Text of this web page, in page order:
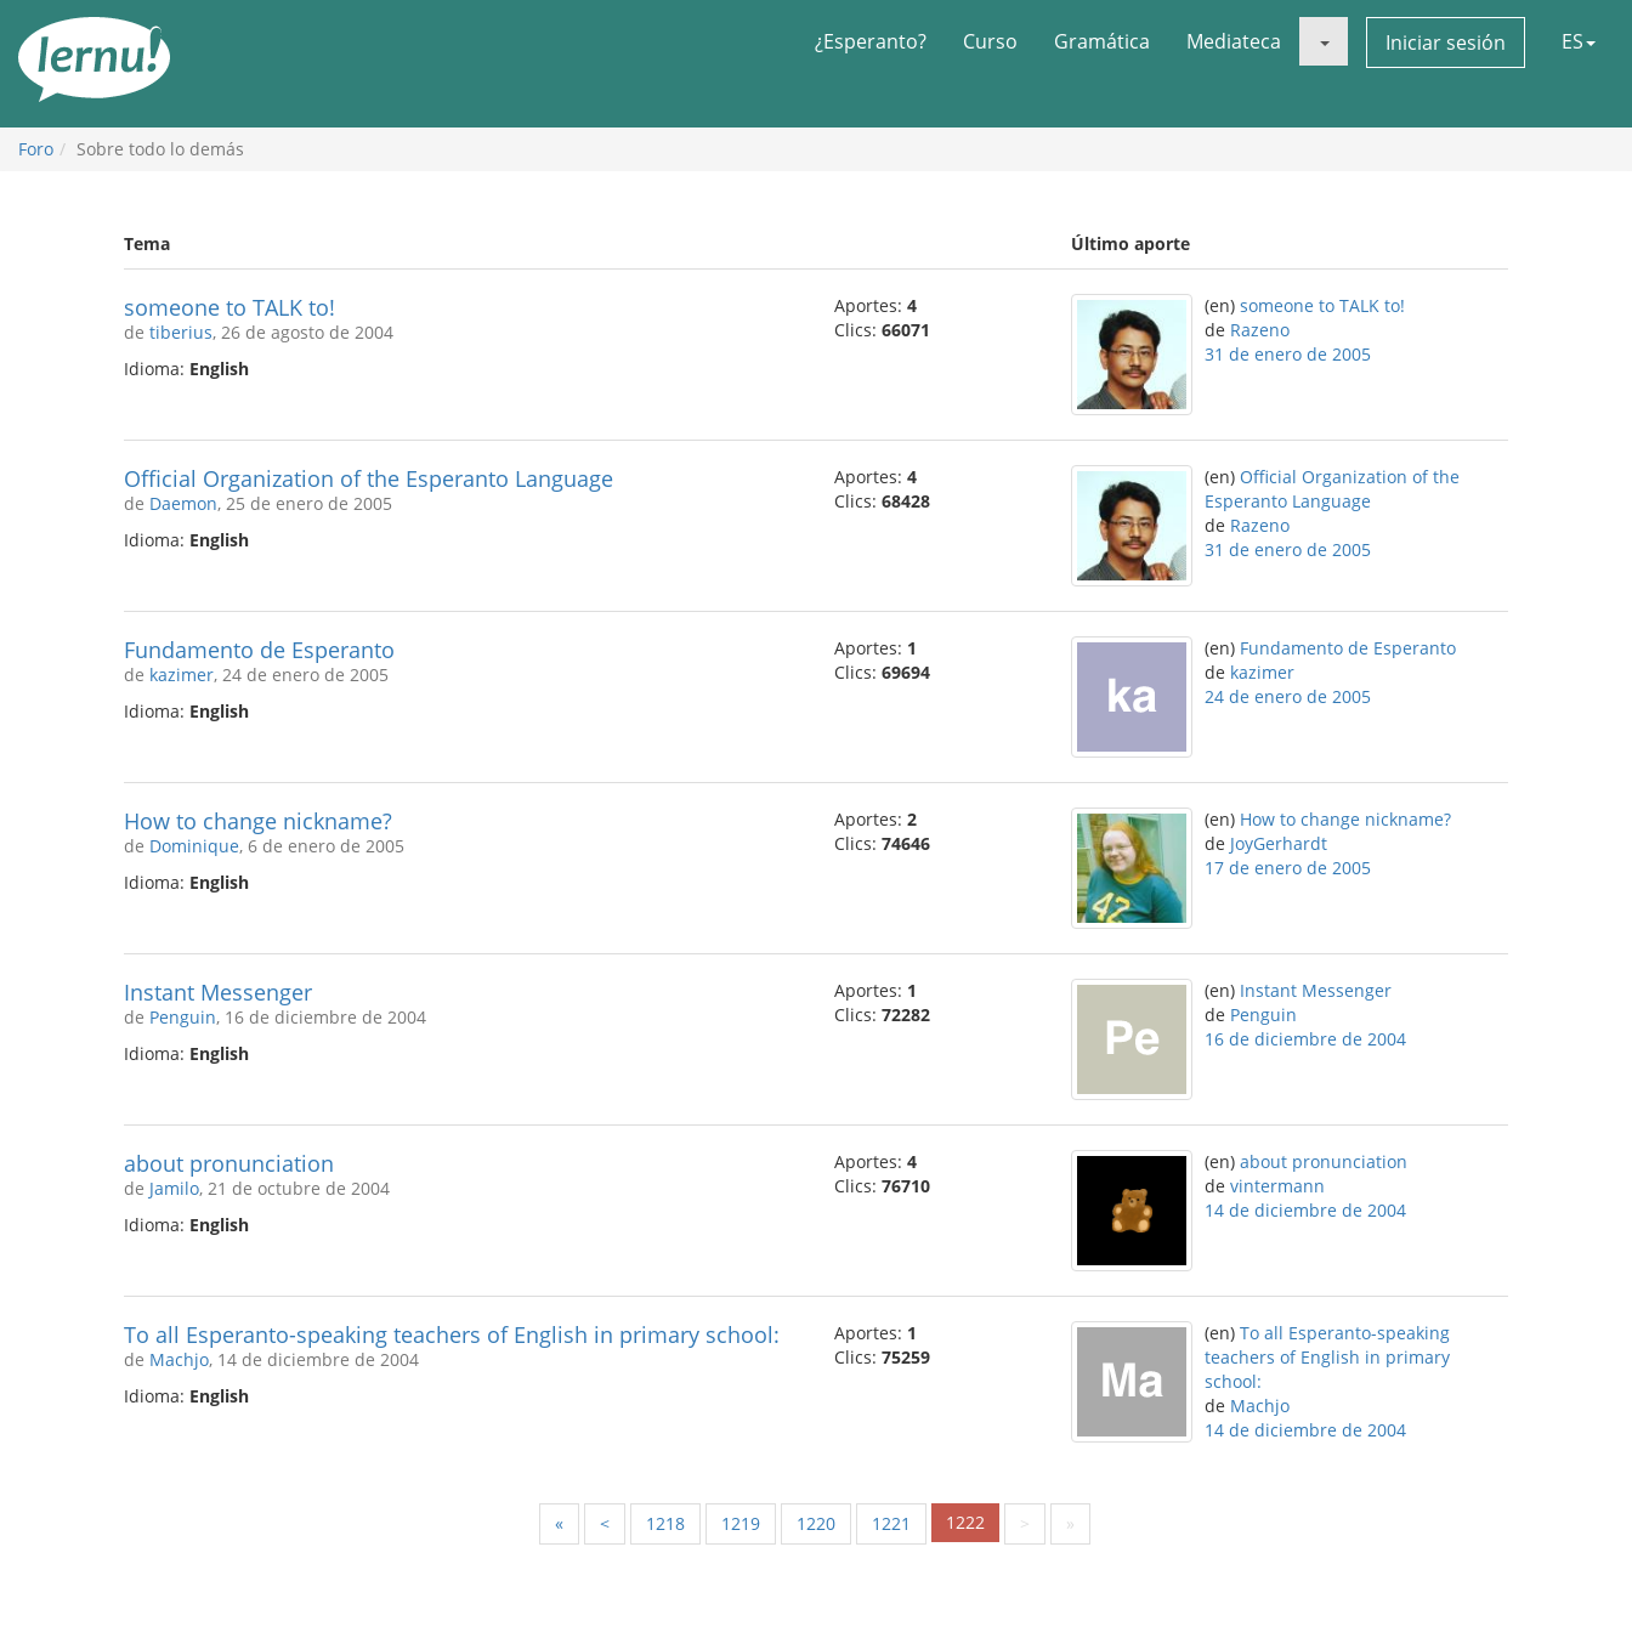
¿Esperanto? Curso Gramática Mediateca Iniciar sesión ES
Foro Sobre todo lo demás
Tema Último aporte
someone to TALK to!
de tiberius, 26 de agosto de 2004
Idioma: English
Aportes: 4
Clics: 66071
(en) someone to TALK to!
de Razeno
31 de enero de 2005
Official Organization of the Esperanto Language
de Daemon, 25 de enero de 2005
Idioma: English
Aportes: 4
Clics: 68428
(en) Official Organization of the
Esperanto Language
de Razeno
31 de enero de 2005
Fundamento de Esperanto
de kazimer, 24 de enero de 2005
Idioma: English
Aportes: 1
Clics: 69694
(en) Fundamento de Esperanto
de kazimer
24 de enero de 2005
How to change nickname?
de Dominique, 6 de enero de 2005
Idioma: English
Aportes: 2
Clics: 74646
(en) How to change nickname?
de JoyGerhardt
17 de enero de 2005
Instant Messenger
de Penguin, 16 de diciembre de 2004
Idioma: English
Aportes: 1
Clics: 72282
(en) Instant Messenger
de Penguin
16 de diciembre de 2004
about pronunciation
de Jamilo, 21 de octubre de 2004
Idioma: English
Aportes: 4
Clics: 76710
(en) about pronunciation
de vintermann
14 de diciembre de 2004
To all Esperanto-speaking teachers of English in primary school:
de Machjo, 14 de diciembre de 2004
Idioma: English
Aportes: 1
Clics: 75259
(en) To all Esperanto-speaking
teachers of English in primary
school:
de Machjo
14 de diciembre de 2004
« < 1218 1219 1220 1221 1222 > »